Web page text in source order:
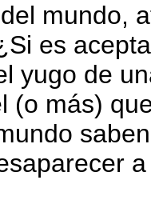
mundo,
es
yugo de
(o más)